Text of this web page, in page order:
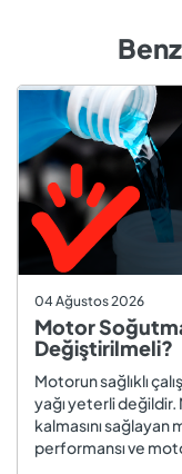
04 Ağustos 2026
Motor
Değiştirilmeli?
Motorun sağlıklı
yağı yeterli değildir.
kalmasını
performansı ve